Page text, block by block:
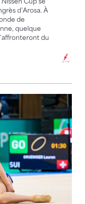
d’Arosa. À
de
quelque
du
les CM